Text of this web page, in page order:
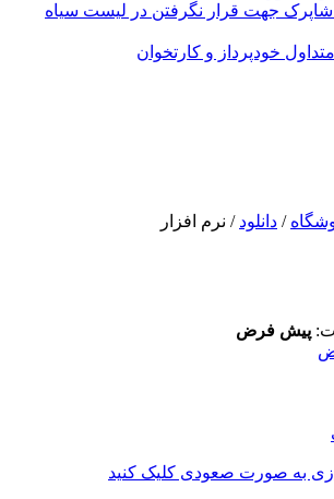
شاپرک جهت قرار نگرفتن در لیست سیاه
خودپرداز و کارتخوان
/ دانلود / نرم افزار
پیش فرض
به صورت صعودی کلیک کنید